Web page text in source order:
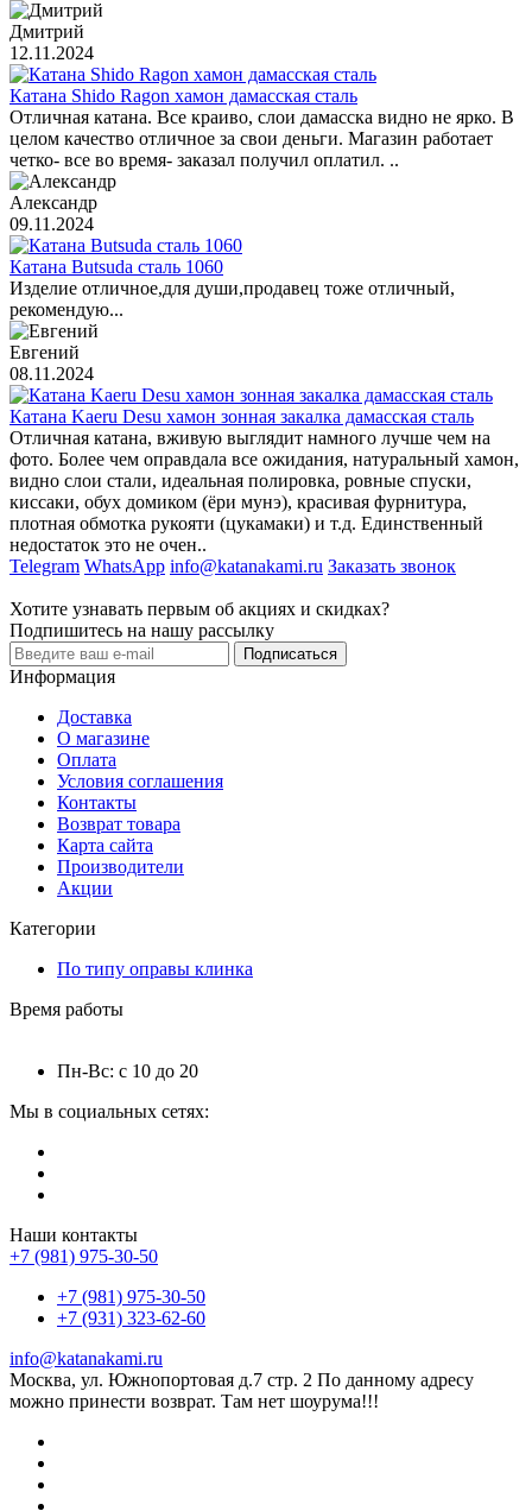
Дмитрий
12.11.2024
Катана Shido Ragon хамон дамасская сталь
Отличная катана. Все краиво, слои дамасска видно не ярко. В
целом качество отличное за свои деньги. Магазин работает
четко- все во время- заказал получил оплатил. ..
Александр
09.11.2024
Катана Butsuda сталь 1060
Изделие отличное,для души,продавец тоже отличный,
рекомендую...
Евгений
08.11.2024
Катана Kaeru Desu хамон зонная закалка дамасская сталь
Отличная катана, вживую выглядит намного лучше чем на
фото. Более чем оправдала все ожидания, натуральный хамон,
видно слои стали, идеальная полировка, ровные спуски,
киссаки, обух домиком (ёри мунэ), красивая фурнитура,
плотная обмотка рукояти (цукамаки) и т.д. Единственный
недостаток это не очен..
Telegram WhatsApp info@katanakami.ru Заказать звонок
Хотите узнавать первым об акциях и скидках?
Подпишитесь на нашу рассылку
Подписаться
Информация
Доставка
О магазине
Оплата
Условия соглашения
Контакты
Возврат товара
Карта сайта
Производители
Акции
Категории
По типу оправы клинка
Время работы
Пн-Вс: с 10 до 20
Мы в социальных сетях:
Наши контакты
+7 (981) 975-30-50
+7 (981) 975-30-50
+7 (931) 323-62-60
info@katanakami.ru
Москва, ул. Южнопортовая д.7 стр. 2 По данному адресу
можно принести возврат. Там нет шоурума!!!